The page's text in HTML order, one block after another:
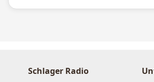
Schlager Radio